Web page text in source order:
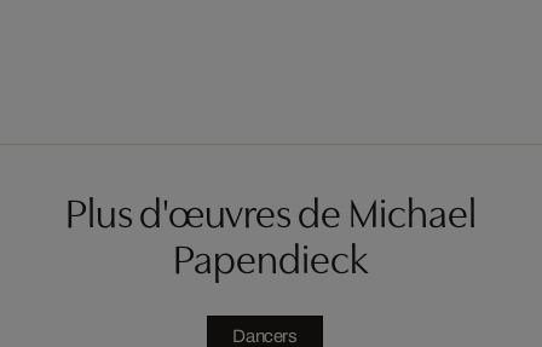
Plus d'œuvres de Michael
Papendieck
Dancers